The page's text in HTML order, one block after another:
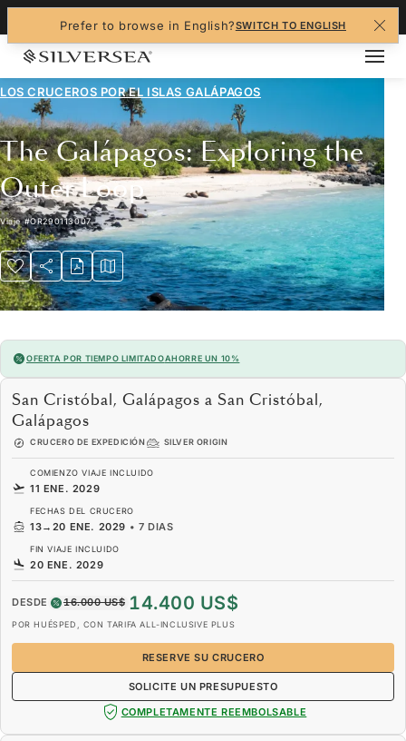
Prefer to browse in English?SWITCH TO ENGLISH
LOS CRUCEROS POR EL ISLAS GALÁPAGOS
The Galápagos: Exploring the
Outer Loop
Viaje#OR290113007
OFERTA POR TIEMPO LIMITADOAHORRE UN 10%
San Cristóbal, Galápagos a San Cristóbal,
Galápagos
CRUCERO DE EXPEDICIÓN SILVER ORIGIN
COMIENZO VIAJE INCLUIDO
11 ENE. 2029
FECHAS DEL CRUCERO
13→ 20 ENE. 2029 • 7 DIAS
FIN VIAJE INCLUIDO
20 ENE. 2029
DESDE 16.000 US$ 14.400 US$
POR HUÉSPED, CON TARIFA ALL-INCLUSIVE PLUS
RESERVE SU CRUCERO
SOLICITE UN PRESUPUESTO
COMPLETAMENTE REEMBOLSABLE